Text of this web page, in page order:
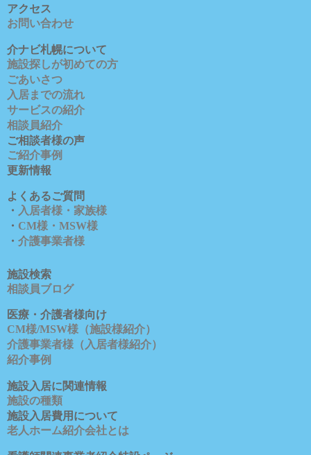
アクセス
お問い合わせ
介ナビ札幌について
施設探しが初めての方
ごあいさつ
入居までの流れ
サービスの紹介
相談員紹介
ご相談者様の声
ご紹介事例
更新情報
よくあるご質問
・ 入居者様・家族様
・ CM様・MSW様
・ 介護事業者様
施設検索
相談員ブログ
医療・介護者様向け
CM様/MSW様（施設様紹介）
介護事業者様（入居者様紹介）
紹介事例
施設入居に関連情報
施設の種類
施設入居費用について
老人ホーム紹介会社とは